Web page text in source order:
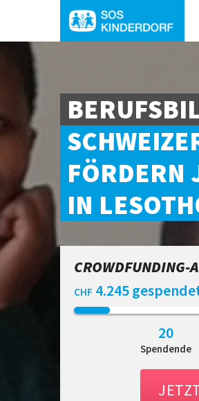
FÖRDERN
IN
CROWDFUNDING-
CHF 4.245
20
Spendende